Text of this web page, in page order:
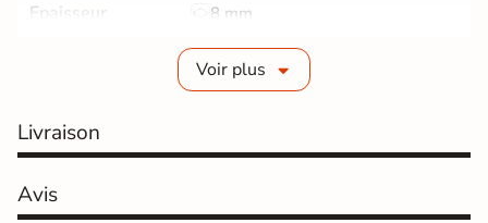
Epaisseur 8 mm
Non-rectifié
Surface Lisse
Résistant au Gel Non
Voir plus
Livraison
Avis